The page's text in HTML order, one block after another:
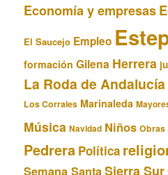
Economía y empresas
El Saucejo Empleo
formación Gilena Herrera
La Roda de Andalucía
Los Corrales Marinaleda
Música Navidad Niños Obras
Pedrera Política
Semana SantaSierra Sur